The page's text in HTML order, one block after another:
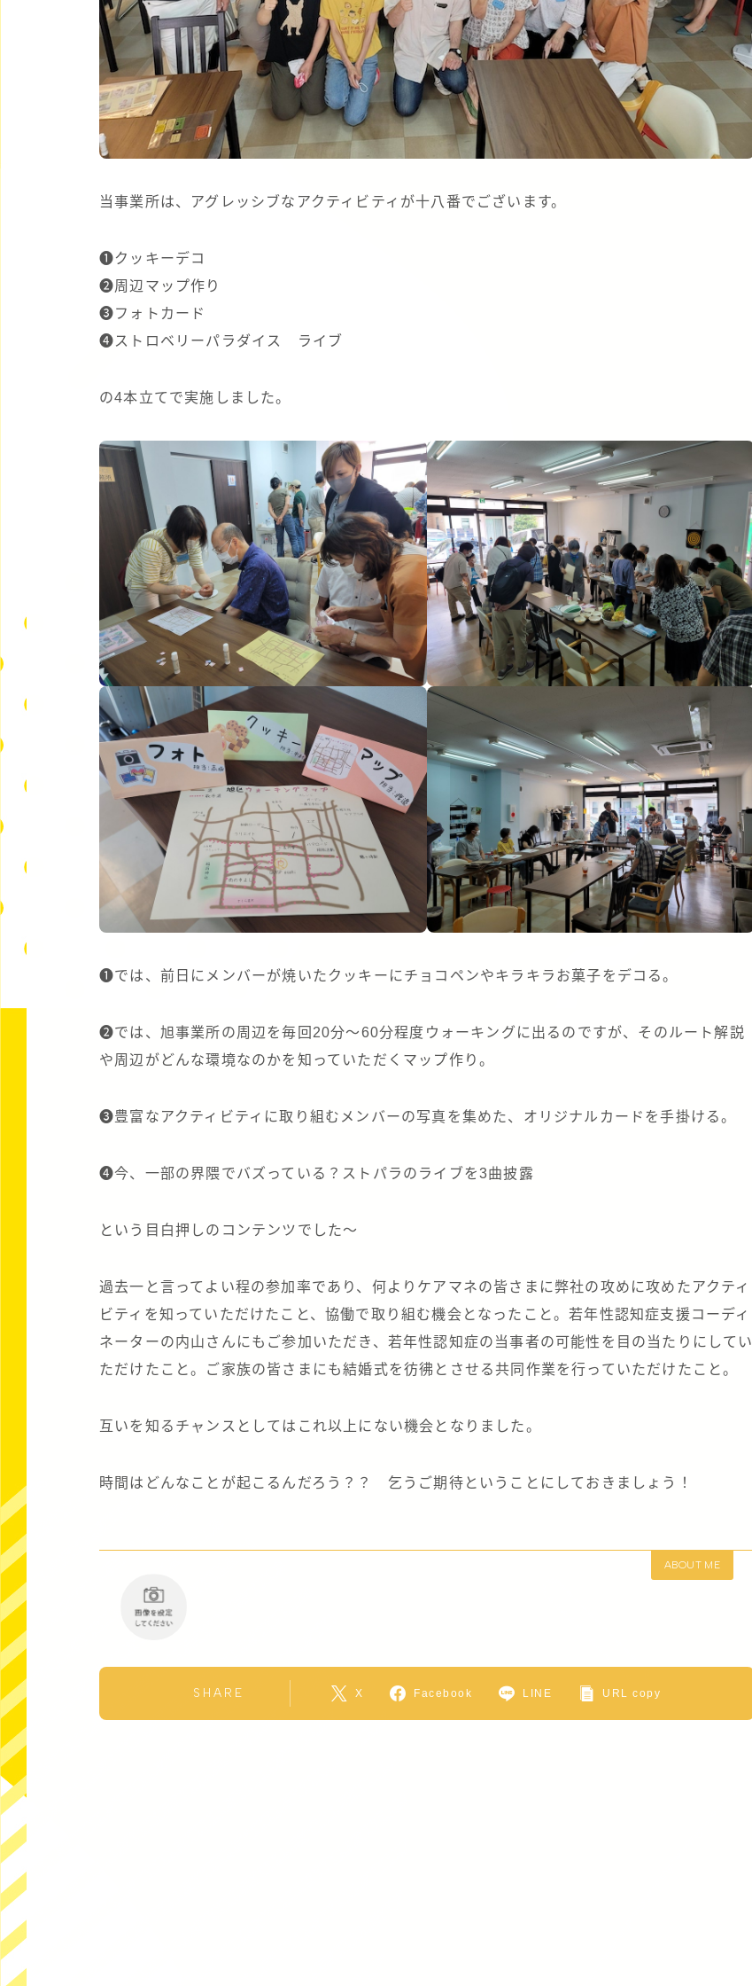
当事業所は、アグレッシブなアクティビティが十八番でございます。
❶クッキーデコ
❷周辺マップ作り
❸フォトカード
❹ストロベリーパラダイス ライブ
の4本立てで実施しました。
❶では、前日にメンバーが焼いたクッキーにチョコペンやキラキラお菓子をデコる。
❷では、旭事業所の周辺を毎回20分～60分程度ウォーキングに出るのですが、そのルート解説
や周辺がどんな環境なのかを知っていただくマップ作り。
❸豊富なアクティビティに取り組むメンバーの写真を集めた、オリジナルカードを手掛ける。
❹今、一部の界隈でバズっている？ストパラのライブを3曲披露
という目白押しのコンテンツでした～
過去一と言ってよい程の参加率であり、何よりケアマネの皆さまに弊社の攻めに攻めたアクティ
ビティを知っていただけたこと、協働で取り組む機会となったこと。若年性認知症支援コーディ
ネーターの内山さんにもご参加いただき、若年性認知症の当事者の可能性を目の当たりにしてい
ただけたこと。ご家族の皆さまにも結婚式を彷彿とさせる共同作業を行っていただけたこと。
互いを知るチャンスとしてはこれ以上にない機会となりました。
時間はどんなことが起こるんだろう？？ 乞うご期待ということにしておきましょう！
ABOUT ME
SHARE X Facebook LINE URL copy